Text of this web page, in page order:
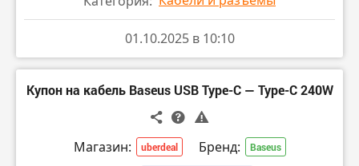
01.10.2025 в 10:10
Купон на кабель Baseus USB Type-C — Type-C 240W
Магазин: uberdeal Бренд: Baseus